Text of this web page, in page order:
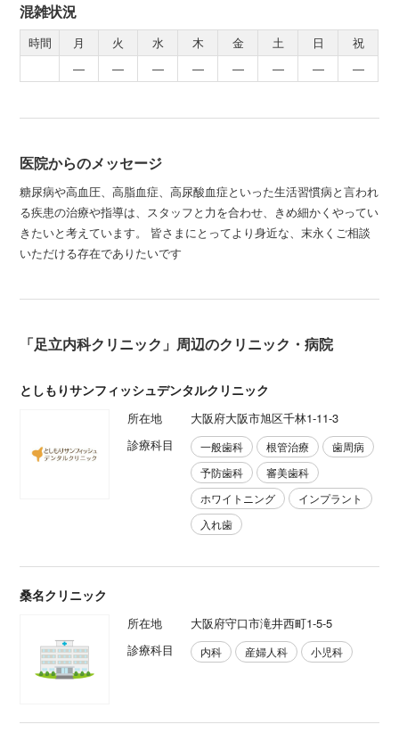
混雑状況
時間 月 火 水 木 金 土 日
祝
―
― ― ― ― ― ― ―
医院からのメッセージ
糖尿病や高血圧、高脂血症、高尿酸血症といった生活習慣病と言われ
る疾患の治療や指導は、スタッフと力を合わせ、きめ細かくやってい
きたいと考えています。 皆さまにとってより身近な、末永くご相談
いただける存在でありたいです
「足立内科クリニック」周辺のクリニック・病院
としもりサンフィッシュデンタルクリニック
所在地
大阪府大阪市旭区千林1-11-3
診療科目
一般歯科 根管治療
歯周病
予防歯科
審美歯科
ホワイトニング
インプラント
入れ歯
桑名クリニック
所在地
大阪府守口市滝井西町1-5-5
診療科目
内科 産婦人科 小児科